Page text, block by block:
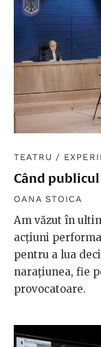
TEATRU /
Când
OANA STOICA
Am văzut în
acțiuni
pentru a lua
narațiunea, fie
provocatoare.